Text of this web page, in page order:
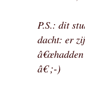
P.S.: dit
dacht: er
â€;-)